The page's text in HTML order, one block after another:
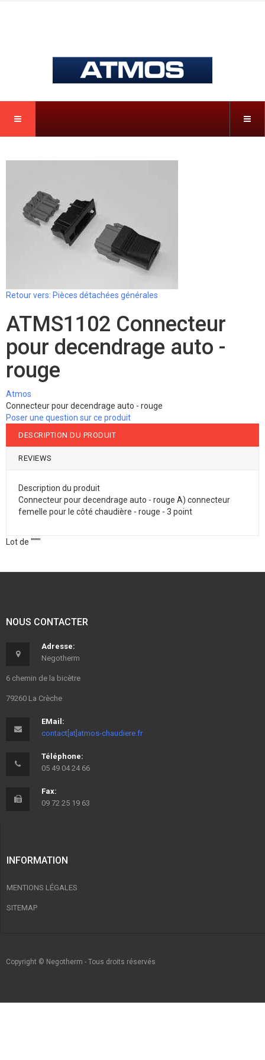
Retour vers: Pièces détachées générales
ATMS1102 Connecteur
pour decendrage auto -
rouge
Atmos
Connecteur pour decendrage auto - rouge
Poser une question sur ce produit
DESCRIPTION DU PRODUIT
REVIEWS
Description du produit
Connecteur pour decendrage auto - rouge A) connecteur
femelle pour le côté chaudière - rouge - 3 point
Lot de """"
NOUS CONTACTER
Adresse:
Negotherm
6 chemin de la bicètre
79260 La Crèche
EMail:
contact[at]atmos-chaudiere.fr
Téléphone:
05 49 04 24 66
Fax:
09 72 25 19 63
INFORMATION
MENTIONS LÉGALES
SITEMAP
Copyright © Negotherm - Tous droits réservés